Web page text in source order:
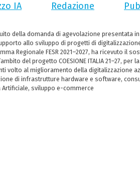
IA Redazione
della domanda di agevolazione presentata
allo sviluppo di progetti di
Regionale FESR 2021–2027, ha ricevuto il
del progetto COESIONE ITALIA 21–27, per
volto al miglioramento della digitalizzazione
di infrastrutture hardware e software,
Artificiale, sviluppo e-commerce